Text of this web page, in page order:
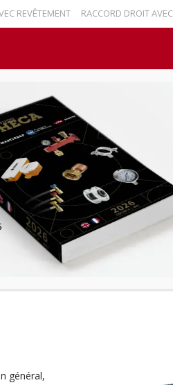
RACCORD DROIT AVEC
Español English
JOINT PLAT LARGE POUR RACCORD 2
LARGE
PLAT POUR
général,